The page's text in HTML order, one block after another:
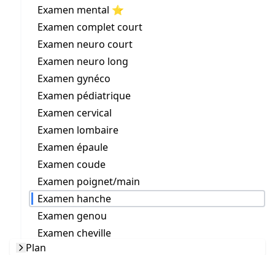
Examen mental ⭐️
Examen complet court
Examen neuro court
Examen neuro long
Examen gynéco
Examen pédiatrique
Examen cervical
Examen lombaire
Examen épaule
Examen coude
Examen poignet/main
Examen hanche
Examen genou
Examen cheville
Plan